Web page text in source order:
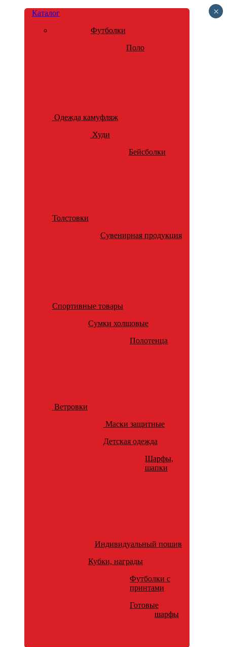
Каталог
Футболки
Поло
Одежда камуфляж
Худи
Бейсболки
Толстовки
Сувенирная продукция
Спортивные товары
Сумки холщовые
Полотенца
Ветровки
Маски защитные
Детская одежда
Шарфы,
шапки
Индивидуальный пошив
Кубки, награды
Футболки с
принтами
Готовые
шарфы
×